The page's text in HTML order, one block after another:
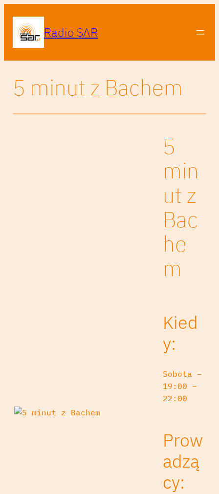
Radio SAR
5 minut z Bachem
5
min
ut z
Bac
he
m
Kied
y:
Sobota –
19:00 –
22:00
Prow
adzą
cy: